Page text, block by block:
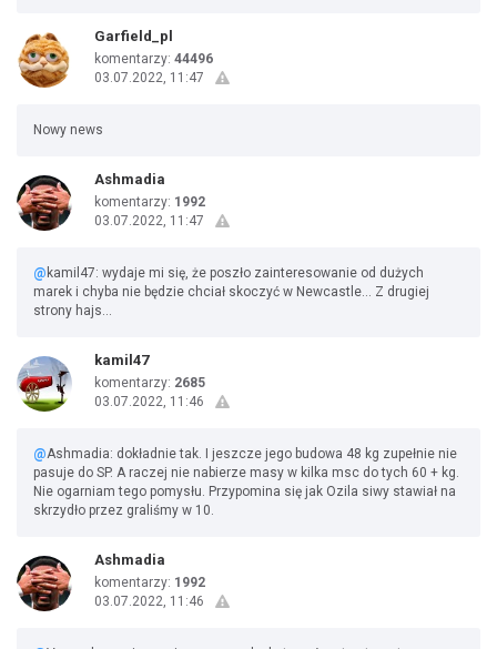
Garfield_pl
komentarzy: 44496
03.07.2022, 11:47
Nowy news
Ashmadia
komentarzy: 1992
03.07.2022, 11:47
@ kamil47: wydaje mi się, że poszło zainteresowanie od dużych
marek i chyba nie będzie chciał skoczyć w Newcastle... Z drugiej
strony hajs...
kamil47
komentarzy: 2685
03.07.2022, 11:46
@Ashmadia: dokładnie tak. I jeszcze jego budowa 48 kg zupełnie nie
pasuje do SP. A raczej nie nabierze masy w kilka msc do tych 60 + kg.
Nie ogarniam tego pomysłu. Przypomina się jak Ozila siwy stawiał na
skrzydło przez graliśmy w 10.
Ashmadia
komentarzy: 1992
03.07.2022, 11:46